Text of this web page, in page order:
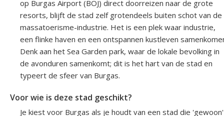
op Burgas Airport (BOJ) direct doorreizen naar de grote
resorts, blijft de stad zelf grotendeels buiten schot van de
massatoerisme-industrie. Het is een plek waar industrie,
een flinke haven en een ontspannen kustleven
Denk aan het Sea Garden park, waar de lokale bevolking in
de avonduren samenkomt; dit is het hart van de stad en
typeert de sfeer van Burgas.
Voor wie is deze stad geschikt?
Je kiest voor Burgas als je houdt van een stad die 'gewoon'